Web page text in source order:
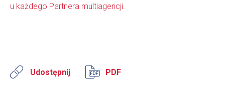
u każdego Partnera multiagencji.
Udostępnij PDF